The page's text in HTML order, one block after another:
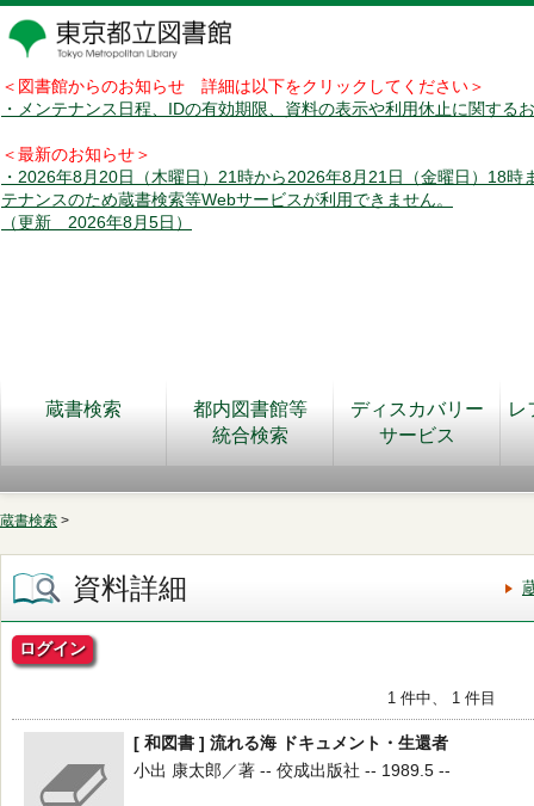
＜図書館からのお知らせ 詳細は以下をクリックしてください＞
・メンテナンス日程、IDの有効期限、資料の表示や利用休止に関する
＜最新のお知らせ＞
・2026年8月20日（木曜日）21時から2026年8月21日（金曜日）18時
テナンスのため蔵書検索等Webサービスが利用できません。
（更新 2026年8月5日）
蔵書検索
都内図書館等
統合検索
ディスカバリー
サービス
レ
蔵書検索 >
資料詳細
ログイン
1 件中、 1 件目
[ 和図書 ] 流れる海 ドキュメント・生還者
小出 康太郎／著 -- 佼成出版社 -- 1989.5 --